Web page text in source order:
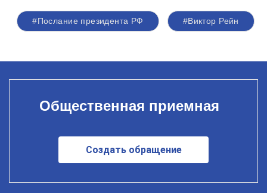
#Послание президента РФ #Виктор Рейн
Общественная приемная
Создать обращение